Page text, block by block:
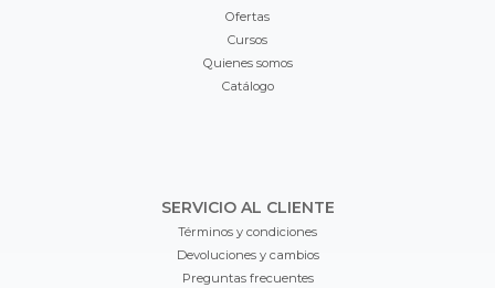
Ofertas
Cursos
Quienes somos
Catálogo
SERVICIO AL CLIENTE
Términos y condiciones
Devoluciones y cambios
Preguntas frecuentes